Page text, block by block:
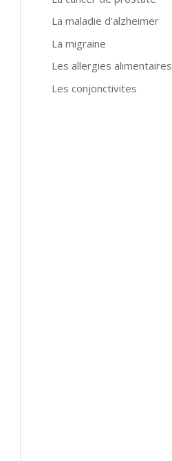
La maladie d'alzheimer
La migraine
Les allergies alimentaires
Les conjonctivites